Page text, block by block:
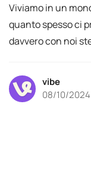
Viviamo in un
quanto spesso ci
davvero con noi
vibe
08/10/2024